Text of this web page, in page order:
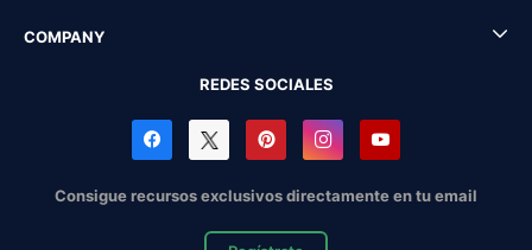
COMPANY
REDES SOCIALES
Consigue recursos exclusivos directamente en tu email